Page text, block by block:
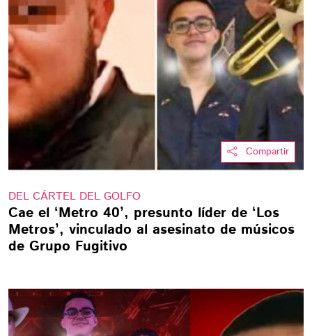
Compartir
DEL CÁRTEL DEL GOLFO
Cae el ‘Metro 40’, presunto líder de ‘Los
Metros’, vinculado al asesinato de músicos
de Grupo Fugitivo